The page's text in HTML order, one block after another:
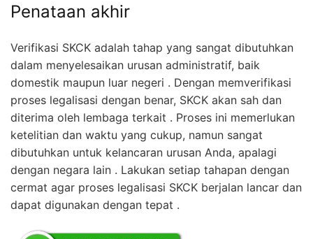
Penataan akhir
Verifikasi SKCK adalah tahap yang sangat dibutuhkan
dalam menyelesaikan urusan administratif, baik
domestik maupun luar negeri . Dengan memverifikasi
proses legalisasi dengan benar, SKCK akan sah dan
diterima oleh lembaga terkait . Proses ini memerlukan
ketelitian dan waktu yang cukup, namun sangat
dibutuhkan untuk kelancaran urusan Anda, apalagi
dengan negara lain . Lakukan setiap tahapan dengan
cermat agar proses legalisasi SKCK berjalan lancar dan
dapat digunakan dengan tepat .